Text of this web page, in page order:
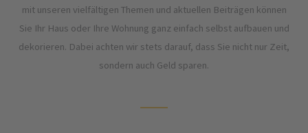
mit unseren vielfältigen Themen und aktuellen Beiträgen können
Sie Ihr Haus oder Ihre Wohnung ganz einfach selbst aufbauen und
dekorieren. Dabei achten wir stets darauf, dass Sie nicht nur Zeit,
sondern auch Geld sparen.